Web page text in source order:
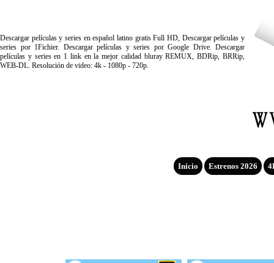
Descargar películas y series en español latino gratis Full HD, Descargar películas y
series por 1Fichier. Descargar películas y series por Google Drive. Descargar
películas y series en 1 link en la mejor calidad bluray REMUX, BDRip, BRRip,
WEB-DL. Resolución de video: 4k - 1080p - 720p.
Inicio Estrenos 2026